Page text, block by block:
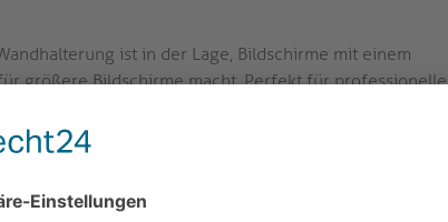
ist in der Lage, Bildschirme mit einem
größere Bildschirme macht. Perfekt für professionelle
erfordern.
bis 400x600, mit einem mitgelieferten Adapter für
Dies gewährleistet eine breite Palette von